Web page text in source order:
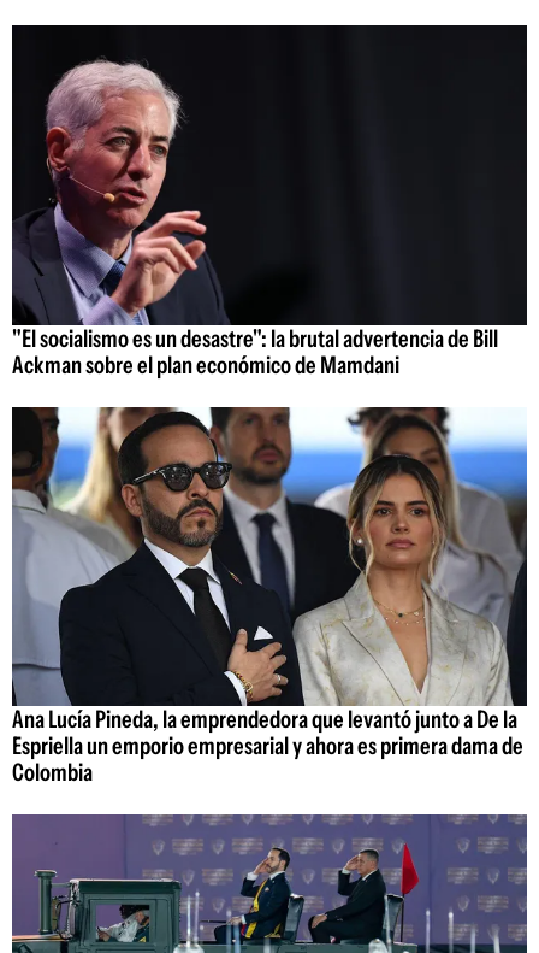
"El socialismo es un desastre": la brutal advertencia de Bill
Ackman sobre el plan económico de Mamdani
Ana Lucía Pineda, la emprendedora que levantó junto a De la
Espriella un emporio empresarial y ahora es primera dama de
Colombia